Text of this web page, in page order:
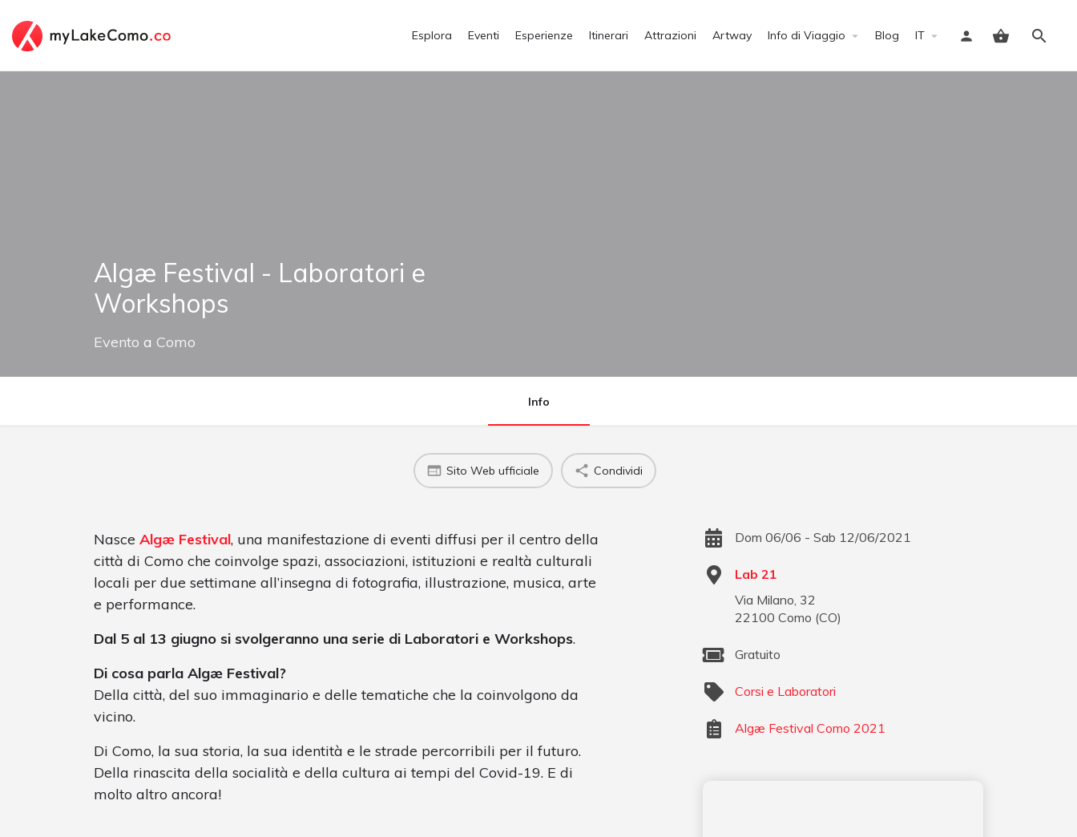
Esplora Eventi Esperienze Itinerari Attrazioni Artway Info di Viaggio Blog IT
Accedi
Algæ Festival - Laboratori e
Workshops
Evento a Como
Info
Sito Web ufficiale Condividi
Nasce Algæ Festival, una manifestazione di eventi diffusi per il centro della
città di Como che coinvolge spazi, associazioni, istituzioni e realtà culturali
locali per due settimane all’insegna di fotografia, illustrazione, musica, arte
e performance.
Dal 5 al 13 giugno si svolgeranno una serie di Laboratori e Workshops.
Di cosa parla Algæ Festival?
Della città, del suo immaginario e delle tematiche che la coinvolgono da
vicino.
Di Como, la sua storia, la sua identità e le strade percorribili per il futuro.
Della rinascita della socialità e della cultura ai tempi del Covid-19. E di
molto altro ancora!
Dom 06/06 - Sab 12/06/2021
Lab 21
Via Milano, 32
22100 Como (CO)
Gratuito
Corsi e Laboratori
Algæ Festival Como 2021